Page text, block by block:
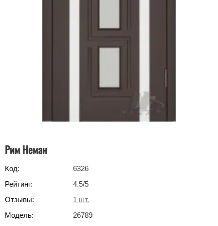
Рим Неман
Код:
6326
Рейтинг:
4.5/5
Отзывы:
1 шт.
Модель:
26789